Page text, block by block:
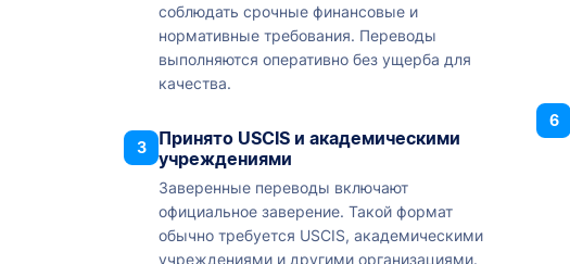
соблюдать срочные финансовые и
нормативные требования. Переводы
выполняются оперативно без ущерба для
качества.
3
Принято USCIS и академическими
учреждениями
Заверенные переводы включают
официальное заверение. Такой формат
обычно требуется USCIS, академическими
учреждениями и другими организациями.
6